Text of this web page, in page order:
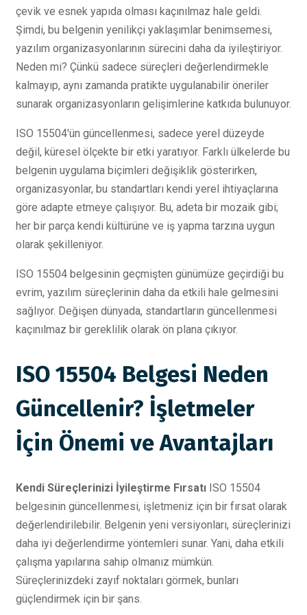
çevik ve esnek yapıda olması kaçınılmaz hale geldi.
Şimdi, bu belgenin yenilikçi yaklaşımlar benimsemesi,
yazılım organizasyonlarının sürecini daha da iyileştiriyor.
Neden mi? Çünkü sadece süreçleri değerlendirmekle
kalmayıp, aynı zamanda pratikte uygulanabilir öneriler
sunarak organizasyonların gelişimlerine katkıda bulunuyor.
ISO 15504'ün güncellenmesi, sadece yerel düzeyde
değil, küresel ölçekte bir etki yaratıyor. Farklı ülkelerde bu
belgenin uygulama biçimleri değişiklik gösterirken,
organizasyonlar, bu standartları kendi yerel ihtiyaçlarına
göre adapte etmeye çalışıyor. Bu, adeta bir mozaik gibi;
her bir parça kendi kültürüne ve iş yapma tarzına uygun
olarak şekilleniyor.
ISO 15504 belgesinin geçmişten günümüze geçirdiği bu
evrim, yazılım süreçlerinin daha da etkili hale gelmesini
sağlıyor. Değişen dünyada, standartların güncellenmesi
kaçınılmaz bir gereklilik olarak ön plana çıkıyor.
ISO 15504 Belgesi Neden
Güncellenir? İşletmeler
İçin Önemi ve Avantajları
Kendi Süreçlerinizi İyileştirme Fırsatı ISO 15504
belgesinin güncellenmesi, işletmeniz için bir fırsat olarak
değerlendirilebilir. Belgenin yeni versiyonları, süreçlerinizi
daha iyi değerlendirme yöntemleri sunar. Yani, daha etkili
çalışma yapılarına sahip olmanız mümkün.
Süreçlerinizdeki zayıf noktaları görmek, bunları
güçlendirmek için bir şans.